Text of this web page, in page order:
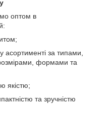
оптом в
за типами,
формами та
якістю;
та зручністю